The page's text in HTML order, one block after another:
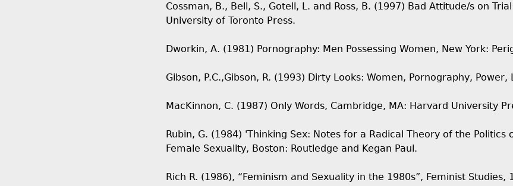
Cossman, B., Bell, S., Gotell, L. and Ross, B. (1997) Bad Attitude/s on
University of Toronto Press.
Dworkin, A. (1981) Pornography: Men Possessing Women, New York:
Gibson, P.C.,Gibson, R. (1993) Dirty Looks: Women, Pornography,
MacKinnon, C. (1987) Only Words, Cambridge, MA: Harvard University
Rubin, G. (1984) 'Thinking Sex: Notes for a Radical Theory of the
Female Sexuality, Boston: Routledge and Kegan Paul.
Rich R. (1986), “Feminism and Sexuality in the 1980s”, Feminist Studies,